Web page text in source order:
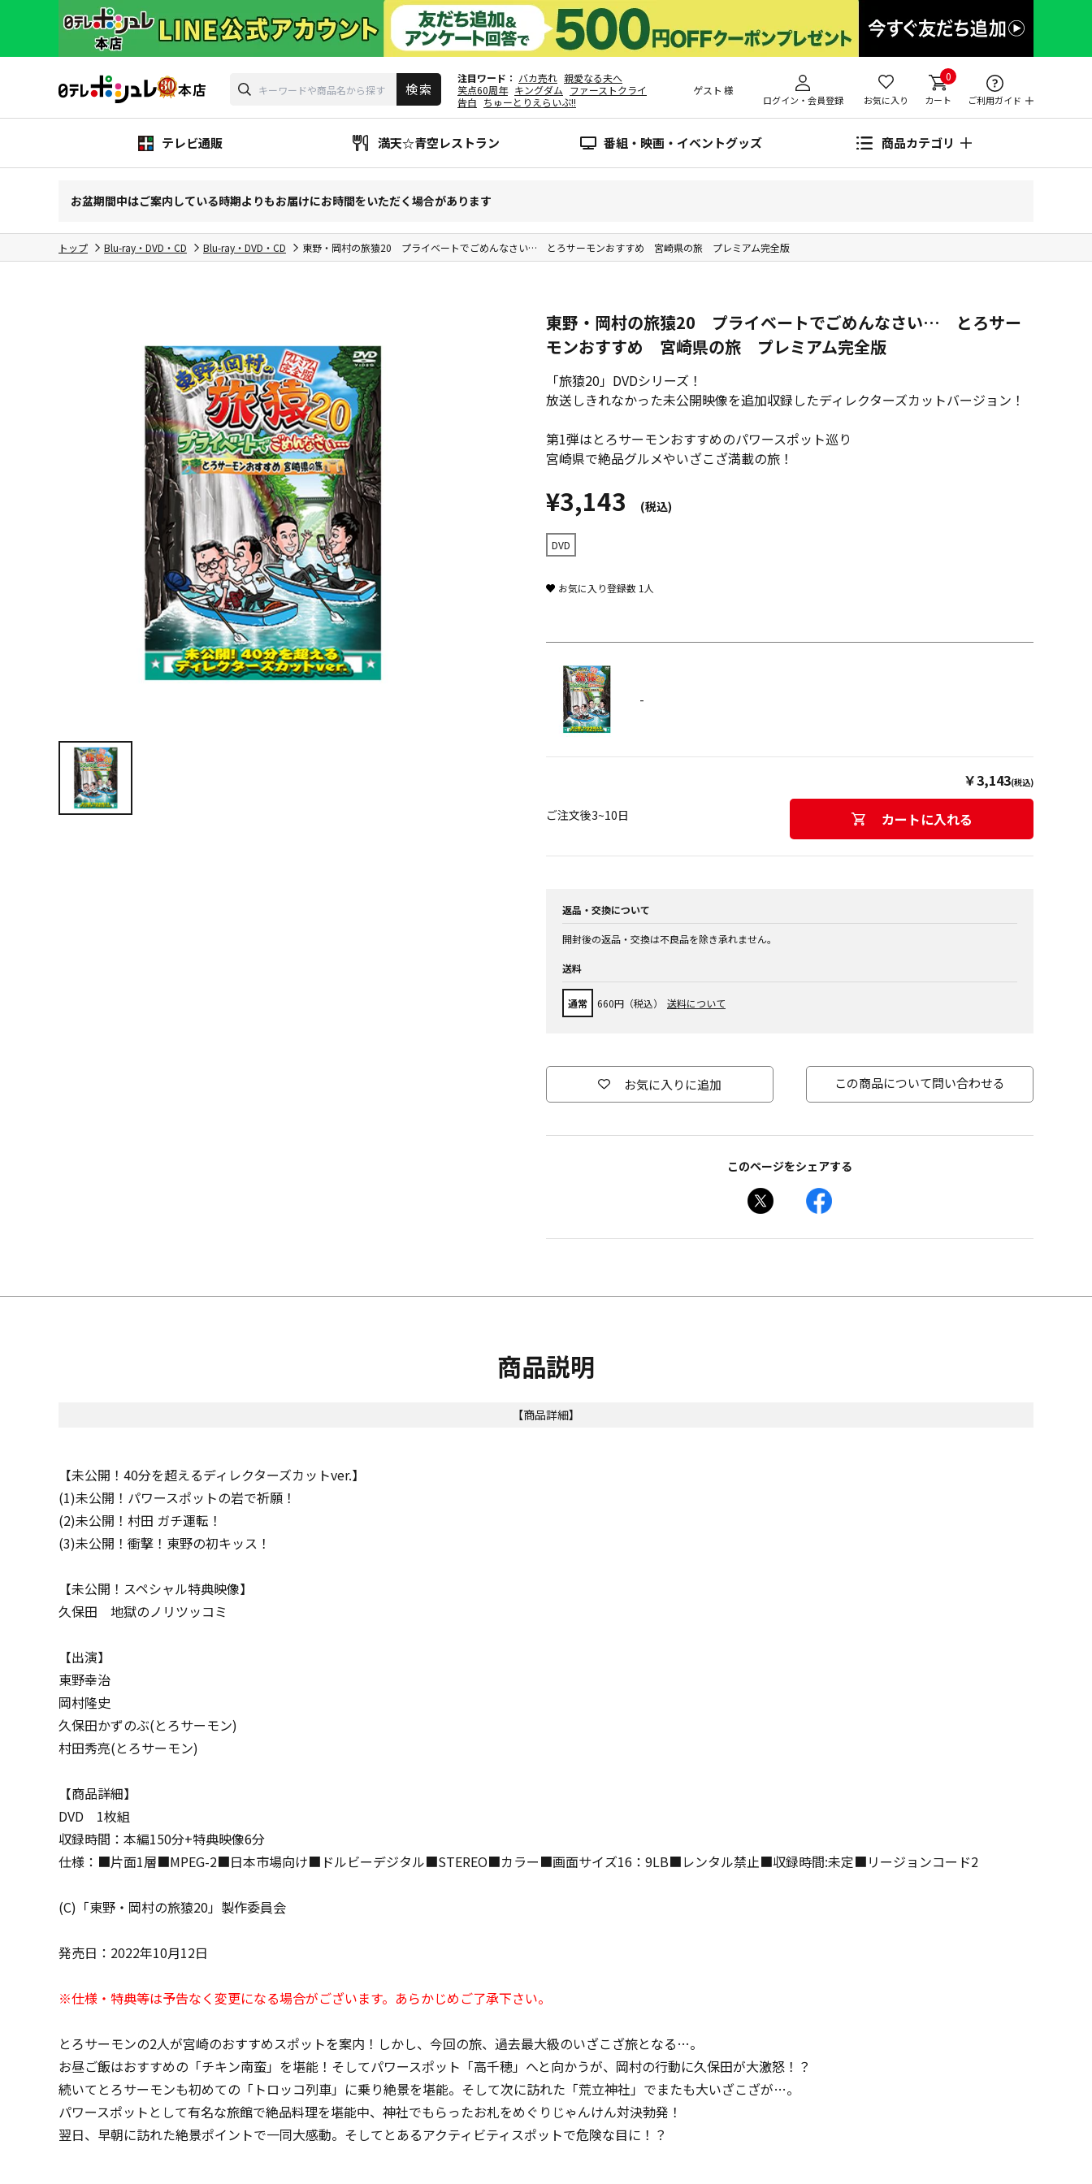
注目ワード バカ売れ 親愛なる夫へ
笑点60周年 キングダム ファーストクライ
告白 ちゅーとりえらいぶ!!
ゲスト 様
ログイン・会員登録 お気に入り
0
カート ご利用ガイド
テレビ通販 満天☆青空レストラン 番組・映画・イベントグッズ 商品カテゴリ
お盆期間中はご案内している時期よりもお届けにお時間をいただく場合があります
トップ Blu-ray・DVD・CD Blu-ray・DVD・CD 東野・岡村の旅猿20 プライベートでごめんなさい… とろサーモンおすすめ 宮崎県の旅 プレミアム完全版
東野・岡村の旅猿20 プライベートでごめんなさい… とろサー
モンおすすめ 宮崎県の旅 プレミアム完全版
「旅猿20」DVDシリーズ！
放送しきれなかった未公開映像を追加収録したディレクターズカットバージョン！
第1弾はとろサーモンおすすめのパワースポット巡り
宮崎県で絶品グルメやいざこざ満載の旅！
¥3,143 (税込)
DVD
お気に入り登録数 1 人
-
￥3,143(税込)
ご注文後3~10日 カートに入れる
返品・交換について
開封後の返品・交換は不良品を除き承れません。
送料
通常 660円（税込） 送料について
お気に入りに追加 この商品について問い合わせる
このページをシェアする
商品説明
【商品詳細】
【未公開！40分を超えるディレクターズカットver.】
(1)未公開！パワースポットの岩で祈願！
(2)未公開！村田 ガチ運転！
(3)未公開！衝撃！東野の初キッス！
【未公開！スペシャル特典映像】
久保田 地獄のノリツッコミ
【出演】
東野幸治
岡村隆史
久保田かずのぶ(とろサーモン)
村田秀亮(とろサーモン)
【商品詳細】
DVD 1枚組
収録時間：本編150分+特典映像6分
仕様：■片面1層■MPEG-2■日本市場向け■ドルビーデジタル■STEREO■カラー■画面サイズ16：9LB■レンタル禁止■収録時間:未定■リージョンコード2
(C)「東野・岡村の旅猿20」製作委員会
発売日：2022年10月12日
※仕様・特典等は予告なく変更になる場合がございます。あらかじめご了承下さい。
とろサーモンの2人が宮崎のおすすめスポットを案内！しかし、今回の旅、過去最大級のいざこざ旅となる…。
お昼ご飯はおすすめの「チキン南蛮」を堪能！そしてパワースポット「高千穂」へと向かうが、岡村の行動に久保田が大激怒！？
続いてとろサーモンも初めての「トロッコ列車」に乗り絶景を堪能。そして次に訪れた「荒立神社」でまたも大いざこざが…。
パワースポットとして有名な旅館で絶品料理を堪能中、神社でもらったお札をめぐりじゃんけん対決勃発！
翌日、早朝に訪れた絶景ポイントで一同大感動。そしてとあるアクティビティスポットで危険な目に！？